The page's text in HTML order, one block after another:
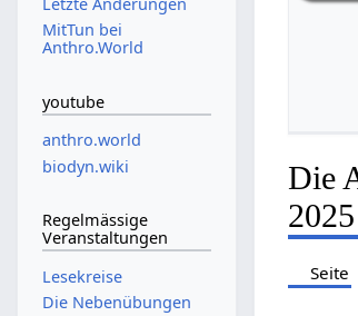
Die
2025
Seite
MitTun bei
Anthro.World
youtube
anthro.world
biodyn.wiki
Regelmässige
Veranstaltungen
Lesekreise
Die Nebenübungen